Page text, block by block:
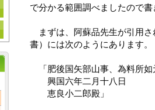
で分かる範囲調べましたので書
まずは、阿蘇品先生が引用
書）には次のようにあります。
「肥後国矢部山事、為料所
興国六年二月十八日　　　
恵良小二郎殿」